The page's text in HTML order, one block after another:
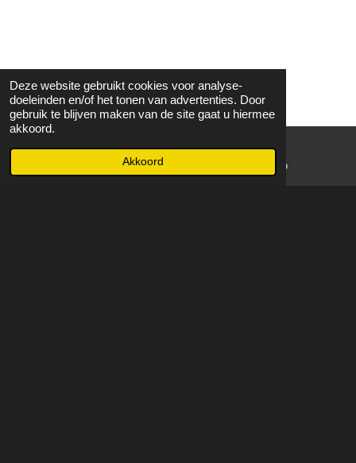
Deze website gebruikt cookies voor analyse-
doeleinden en/of het tonen van advertenties. Door
gebruik te blijven maken van de site gaat u hiermee
akkoord.
Akkoord WhatsApp